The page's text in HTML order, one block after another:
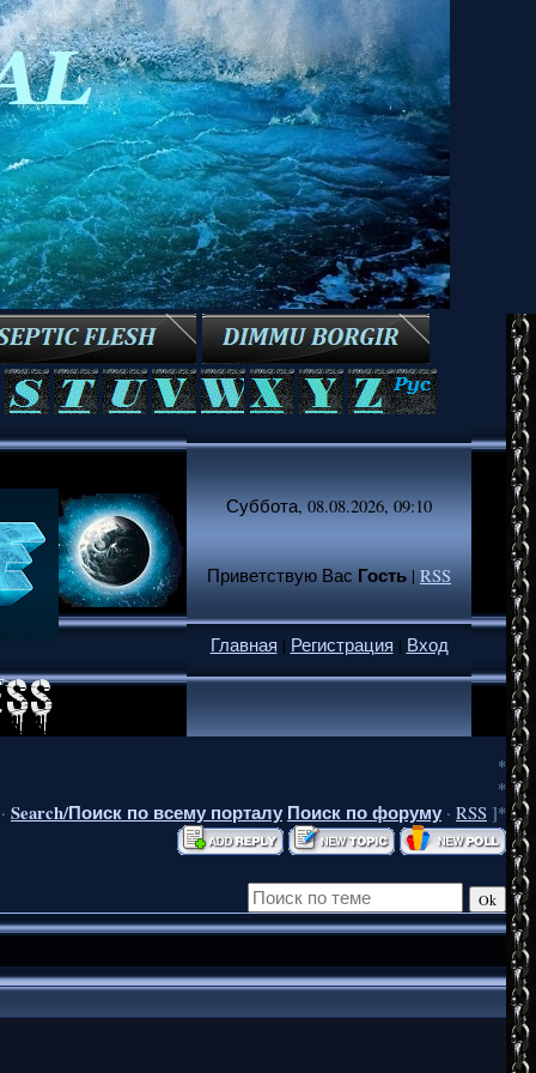
Суббота, 08.08.2026, 09:10
Приветствую Вас Гость|RSS
Главная | Регистрация | Вход
*
*
Search/Поиск по всему порталу Поиск по форуму · RSS ]*